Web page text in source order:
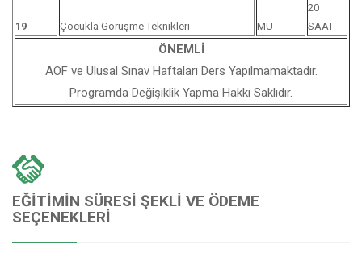
19 Çocukla Görüşme Teknikleri MU
20
SAAT
ÖNEMLİ
AOF ve Ulusal Sınav Haftaları Ders Yapılmamaktadır.
Programda Değişiklik Yapma Hakkı Saklıdır.
EĞITIMIN SÜRESI ŞEKLI VE ÖDEME
SEÇENEKLERI